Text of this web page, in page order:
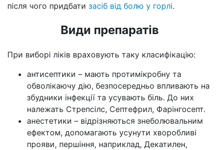
після чого придбати засіб від болю у горлі.
Види препаратів
При виборі ліків враховують таку класифікацію:
антисептики – мають протимікробну та
обволікаючу дію, безпосередньо впливають на
збудники інфекції та усувають біль. До них
належать Стрепсілс, Септефрил, Фарінгосепт.
анестетики – відрізняються знеболювальним
ефектом, допомагають усунути хворобливі
прояви, першіння, наприклад, Декатилен,